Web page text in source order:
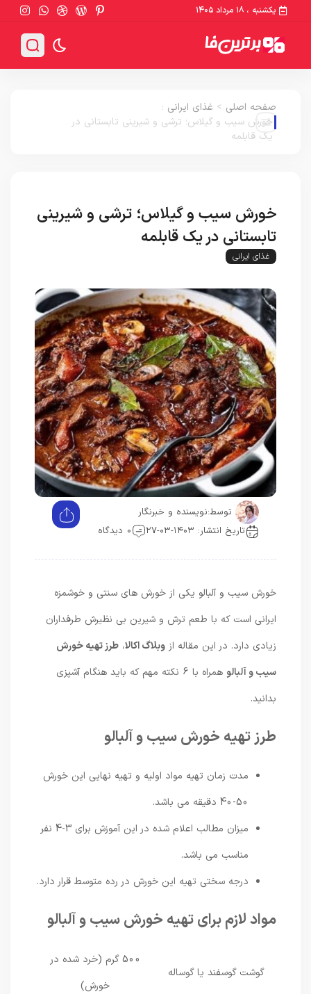
یکشنبه ، ۱۸ مرداد ۱۴۰۵
صفحه اصلی > غذای ایرانی
خورش سیب و گیلاس؛ ترشی و شیرینی تابستانی در
یک قابلمه
خورش سیب و گیلاس؛ ترشی و شیرینی
تابستانی در یک قابلمه
غذای ایرانی
توسط: نویسنده و خبرنگار
تاریخ انتشار: ۱۴۰۳-۰۳-۲۷
0 دیدگاه
خورش سیب و آلبالو یکی از خورش های سنتی و خوشمزه
ایرانی است که با طعم ترش و شیرین بی نظیرش طرفداران
زیادی دارد. در این مقاله ازوبلاگ اکالا،طرز تهیه خورش
سیب و آلبالو
همراه با 6 نکته مهم که باید هنگام آشپزی
طرز تهیه خورش سیب و آلبالو
مدت زمان تهیه مواد اولیه و تهیه نهایی این خورش
میزان مطالب اعلام شده در این آموزش برای 3-4 نفر
مناسب می باشد.
درجه سختی تهیه این خورش در رده متوسط ​​قرار دارد.
مواد لازم برای تهیه خورش سیب و آلبالو
گوشت گوسفند یا گوساله
500 گرم (خرد شده در
خورش)